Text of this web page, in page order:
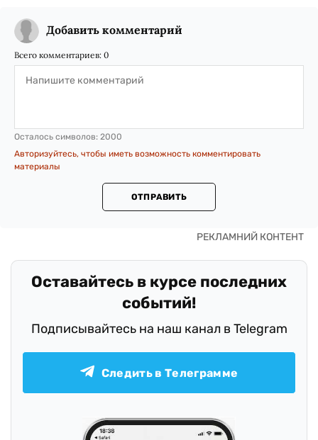
Добавить комментарий
Всего комментариев: 0
Осталось символов: 2000
Авторизуйтесь, чтобы иметь возможность комментировать
материалы
ОТПРАВИТЬ
Оставайтесь в курсе последних
событий!
Подписывайтесь на наш канал в Telegram
Следить в Телеграмме